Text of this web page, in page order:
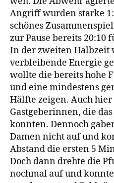
Angriff wurden starke
schönes
zur Pause bereits 20:10
In der zweiten Halbzeit
verbleibende Energie
wollte die bereits hohe
und eine mindestens
Hälfte zeigen. Auch
Gastgeberinnen, die
konnten. Dennoch
Damen nicht auf und
Abstand die ersten 5
Doch dann drehte die
nochmal auf und